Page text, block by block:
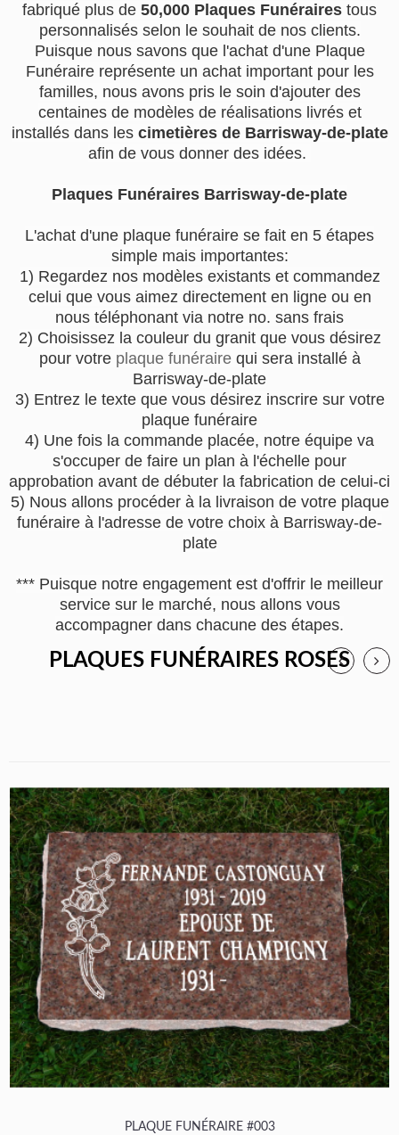
fabriqué plus de 50,000 Plaques Funéraires tous
personnalisés selon le souhait de nos clients.
Puisque nous savons que l'achat d'une Plaque
Funéraire représente un achat important pour les
familles, nous avons pris le soin d'ajouter des
centaines de modèles de réalisations livrés et
installés dans les cimetières de Barrisway-de-plate
afin de vous donner des idées.
Plaques Funéraires Barrisway-de-plate
L'achat d'une plaque funéraire se fait en 5 étapes
simple mais importantes:
1) Regardez nos modèles existants et commandez
celui que vous aimez directement en ligne ou en
nous téléphonant via notre no. sans frais
2) Choisissez la couleur du granit que vous désirez
pour votre plaque funérairequi sera installé à
Barrisway-de-plate
3) Entrez le texte que vous désirez inscrire sur votre
plaque funéraire
4) Une fois la commande placée, notre équipe va
s'occuper de faire un plan à l'échelle pour
approbation avant de débuter la fabrication de celui-ci
5) Nous allons procéder à la livraison de votre plaque
funéraire à l'adresse de votre choix à Barrisway-de-
plate
*** Puisque notre engagement est d'offrir le meilleur
service sur le marché, nous allons vous
accompagner dans chacune des étapes.
PLAQUES FUNÉRAIRES ROSES
PLAQUE FUNÉRAIRE #003